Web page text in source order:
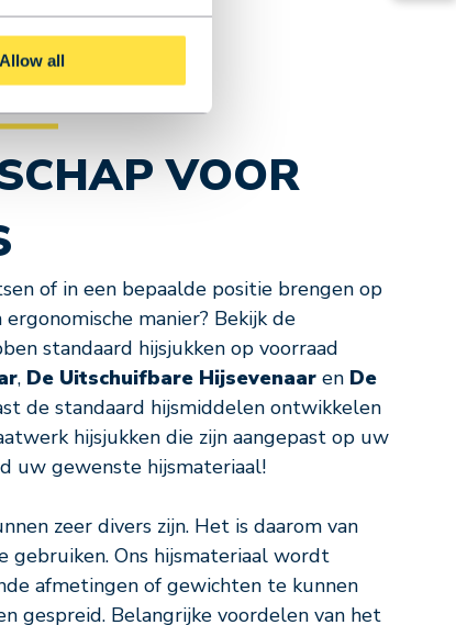
Allow all
VOOR
of in een bepaalde positie brengen op
manier? Bekijk de
standaard hijsjukken op voorraad
, De Uitschuifbare Hijsevenaar en De
de standaard hijsmiddelen ontwikkelen
hijsjukken die zijn aangepast op uw
uw gewenste hijsmateriaal!
zeer divers zijn. Het is daarom van
gebruiken. Ons hijsmateriaal wordt
afmetingen of gewichten te kunnen
gespreid. Belangrijke voordelen van het